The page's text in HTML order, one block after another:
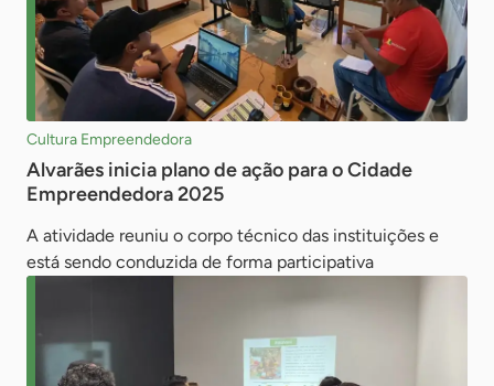
Cultura Empreendedora
Alvarães inicia plano de ação para o Cidade
Empreendedora 2025
A atividade reuniu o corpo técnico das instituições e
está sendo conduzida de forma participativa